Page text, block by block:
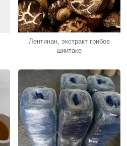
Лентинан, экстракт грибов
шиитаке